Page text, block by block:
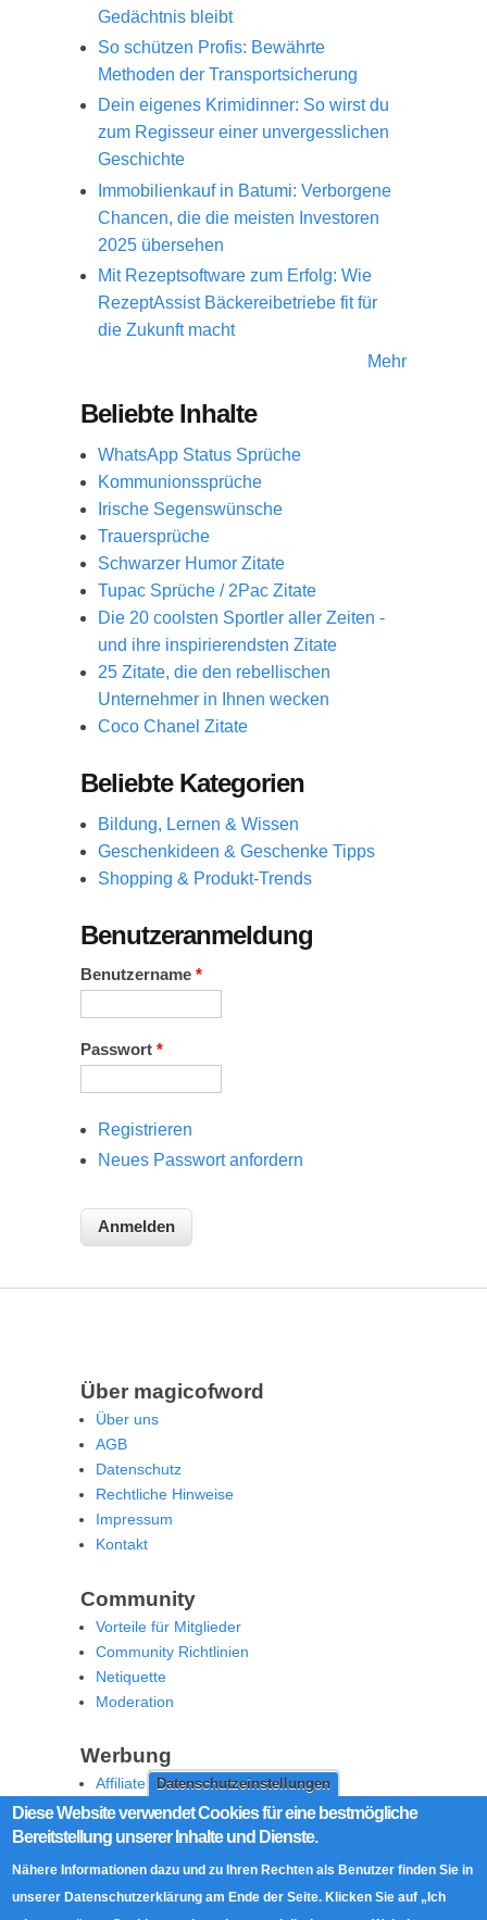
Datenschutzeinstellungen
Diese Website verwendet Cookies für eine bestmögliche
Bereitstellung unserer Inhalte und Dienste.
Nähere Informationen dazu und zu Ihren Rechten als Benutzer finden Sie in
unserer Datenschutzerklärung am Ende der Seite. Klicken Sie auf „Ich
Gedächtnis bleibt
So schützen Profis: Bewährte
Methoden der Transportsicherung
Dein eigenes Krimidinner: So wirst du
zum Regisseur einer unvergesslichen
Geschichte
Immobilienkauf in Batumi: Verborgene
Chancen, die die meisten Investoren
2025 übersehen
Mit Rezeptsoftware zum Erfolg: Wie
RezeptAssist Bäckereibetriebe fit für
die Zukunft macht
Mehr
Beliebte Inhalte
WhatsApp Status Sprüche
Kommunionssprüche
Irische Segenswünsche
Trauersprüche
Schwarzer Humor Zitate
Tupac Sprüche / 2Pac Zitate
Die 20 coolsten Sportler aller Zeiten -
und ihre inspirierendsten Zitate
25 Zitate, die den rebellischen
Unternehmer in Ihnen wecken
Coco Chanel Zitate
Beliebte Kategorien
Bildung, Lernen & Wissen
Geschenkideen & Geschenke Tipps
Shopping & Produkt-Trends
Benutzeranmeldung
Benutzername *
Passwort *
Registrieren
Neues Passwort anfordern
Über magicofword
Über uns
AGB
Datenschutz
Rechtliche Hinweise
Impressum
Kontakt
Community
Vorteile für Mitglieder
Community Richtlinien
Netiquette
Moderation
Werbung
Affiliate Offenlegung
Werben Sie auf MoW
Social Media
RSS Feed
Facebook